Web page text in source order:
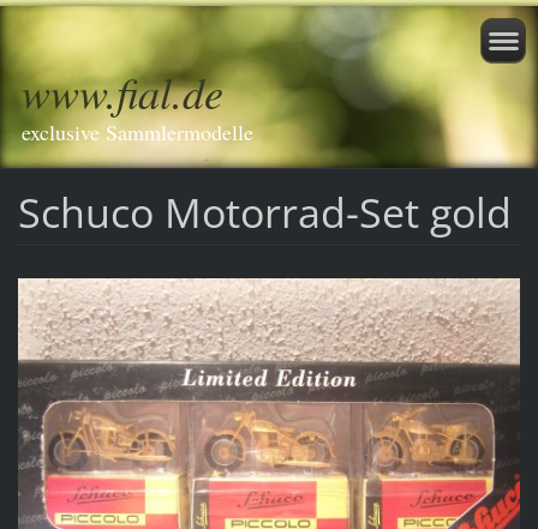
www.fial.de
exclusive Sammlermodelle
Schuco Motorrad-Set gold